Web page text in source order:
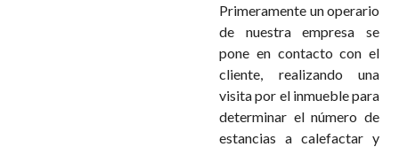
Primeramente un operario
de nuestra empresa se
pone en contacto con el
cliente, realizando una
visita por el inmueble para
determinar el número de
estancias a calefactar y